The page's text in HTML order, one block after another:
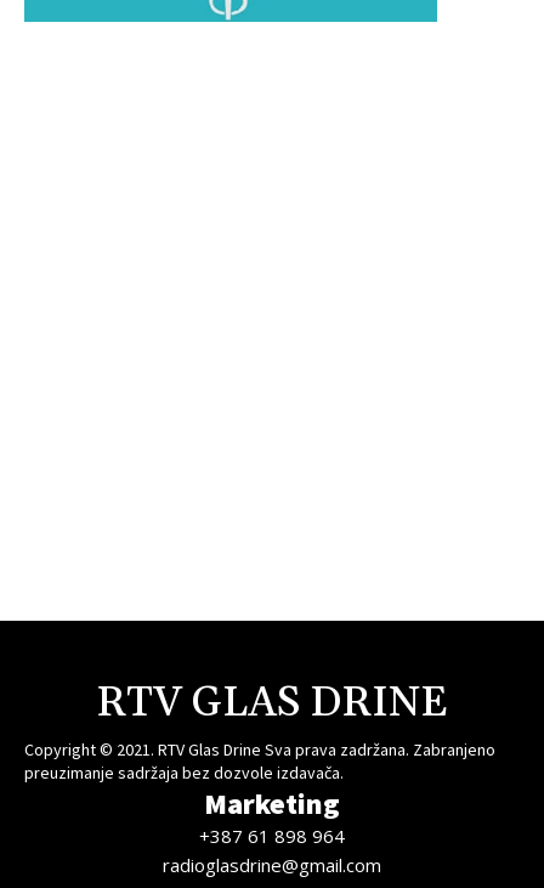
RTV GLAS DRINE
Copyright © 2021. RTV Glas Drine Sva prava zadržana. Zabranjeno
preuzimanje sadržaja bez dozvole izdavača.
Marketing
+387 61 898 964
radioglasdrine@gmail.com